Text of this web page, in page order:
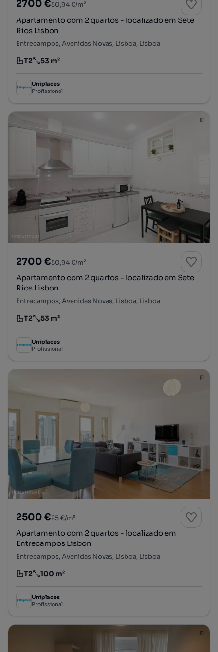
2700 €50,94 €/m²
Apartamento com 2 quartos - localizado em Sete
Rios Lisbon
Entrecampos, Avenidas Novas, Lisboa, Lisboa
Tipologia
T2
Preço por metro quadrado
53 m²
Uniplaces
Profissional
2700 €50,94 €/m²
Apartamento com 2 quartos - localizado em Sete
Rios Lisbon
Entrecampos, Avenidas Novas, Lisboa, Lisboa
Tipologia
T2
Preço por metro quadrado
53 m²
Uniplaces
Profissional
2500 €25 €/m²
Apartamento com 2 quartos - localizado em
Entrecampos Lisbon
Entrecampos, Avenidas Novas, Lisboa, Lisboa
Tipologia
T2
Preço por metro quadrado
100 m²
Uniplaces
Profissional